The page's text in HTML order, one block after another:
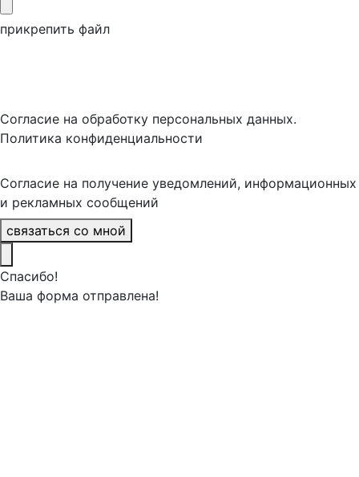
прикрепить файл
Согласие на обработку персональных данных.
Политика конфиденциальности
Согласие на получение уведомлений, информационных
и рекламных сообщений
связаться со мной
Спасибо!
Ваша форма отправлена!